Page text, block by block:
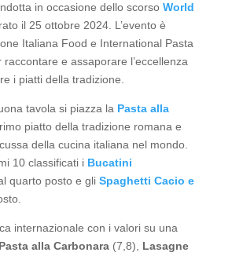
in occasione dello scorso World
il 25 ottobre 2024. L’evento è
Italiana Food e International Pasta
e assaporare l’eccellenza
i piatti della tradizione.
tavola si piazza la Pasta alla
piatto della tradizione romana e
della cucina italiana nel mondo.
10 classificati i Bucatini
quarto posto e gli Spaghetti Cacio e
internazionale con i valori su una
Pasta alla Carbonara(7,8), Lasagne